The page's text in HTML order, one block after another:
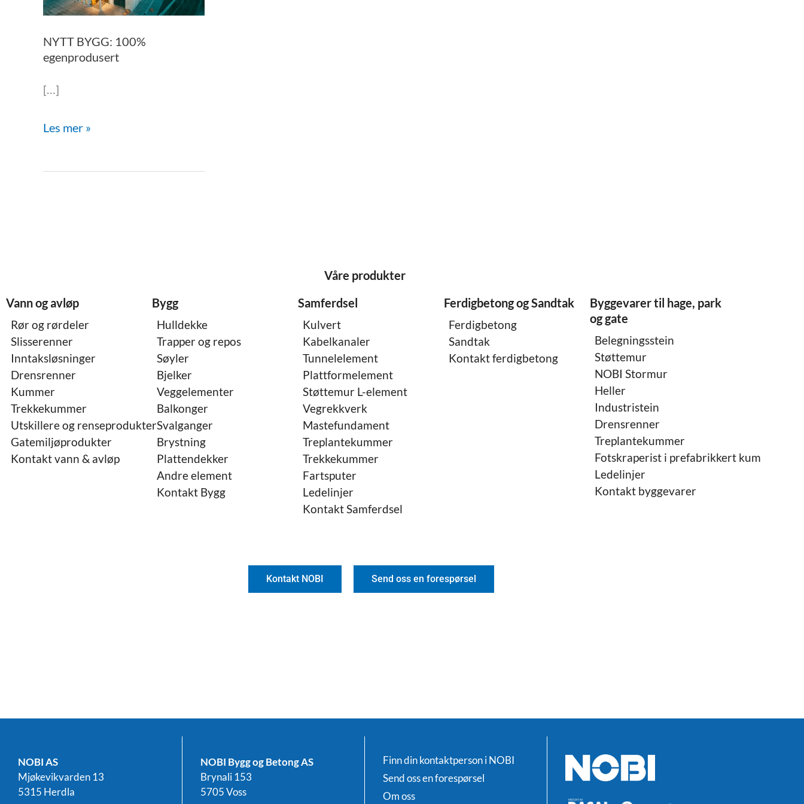
NYTT BYGG: 100%
egenprodusert
[…]
Les mer »
Våre produkter
Vann og avløp
Rør og rørdeler
Slisserenner
Inntaksløsninger
Drensrenner
Kummer
Trekkekummer
Utskillere og renseprodukter
Gatemiljøprodukter
Kontakt vann & avløp
Bygg
Hulldekke
Trapper og repos
Søyler
Bjelker
Veggelementer
Balkonger
Svalganger
Brystning
Plattendekker
Andre element
Kontakt Bygg
Samferdsel
Kulvert
Kabelkanaler
Tunnelelement
Plattformelement
Støttemur L-element
Vegrekkverk
Mastefundament
Treplantekummer
Trekkekummer
Fartsputer
Ledelinjer
Kontakt Samferdsel
Ferdigbetong og Sandtak
Ferdigbetong
Sandtak
Kontakt ferdigbetong
Byggevarer til hage, park
og gate
Belegningsstein
Støttemur
NOBI Stormur
Heller
Industristein
Drensrenner
Treplantekummer
Fotskraperist i prefabrikkert kum
Ledelinjer
Kontakt byggevarer
Kontakt NOBI Send oss en forespørsel
NOBI AS
Mjøkevikvarden 13
5315 Herdla
NOBI Bygg og Betong AS
Brynali 153
5705 Voss
Finn din kontaktperson i NOBI
Send oss en forespørsel
Om oss